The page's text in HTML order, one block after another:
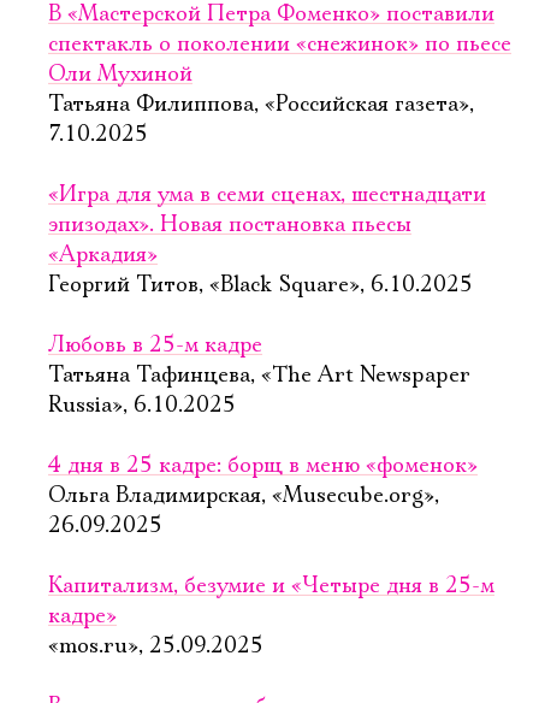
В «Мастерской Петра Фоменко» поставили
спектакль о поколении «снежинок» по пьесе
Оли Мухиной
Татьяна Филиппова, «Российская газета»,
7.10.2025
«Игра для ума в семи сценах, шестнадцати
эпизодах». Новая постановка пьесы
«Аркадия»
Георгий Титов, «Black Square», 6.10.2025
Любовь в 25-м кадре
Татьяна Тафинцева, «The Art Newspaper
Russia», 6.10.2025
4 дня в 25 кадре: борщ в меню «фоменок»
Ольга Владимирская, «Musecube.org»,
26.09.2025
Капитализм, безумие и «Четыре дня в 25-м
кадре»
«mos.ru», 25.09.2025